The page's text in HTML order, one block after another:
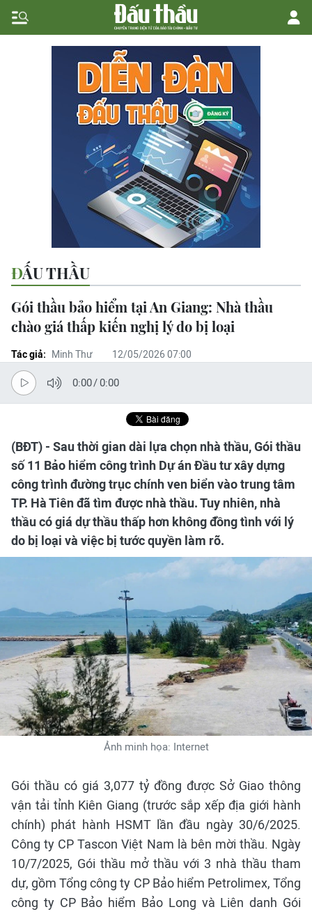
ĐẤU THẦU
Gói thầu bảo hiểm tại An Giang: Nhà thầu
chào giá thấp kiến nghị lý do bị loại
Tác giả: Minh Thư 12/05/2026 07:00
0:00/0:00
(BĐT) - Sau thời gian dài lựa chọn nhà thầu, Gói thầu
số 11 Bảo hiểm công trình Dự án Đầu tư xây dựng
công trình đường trục chính ven biển vào trung tâm
TP. Hà Tiên đã tìm được nhà thầu. Tuy nhiên, nhà
thầu có giá dự thầu thấp hơn không đồng tình với lý
do bị loại và việc bị tước quyền làm rõ.
Ảnh minh họa: Internet
Gói thầu có giá 3,077 tỷ đồng được Sở Giao thông
vận tải tỉnh Kiên Giang (trước sắp xếp địa giới hành
chính) phát hành HSMT lần đầu ngày 30/6/2025.
Công ty CP Tascon Việt Nam là bên mời thầu. Ngày
10/7/2025, Gói thầu mở thầu với 3 nhà thầu tham
dự, gồm Tổng công ty CP Bảo hiểm Petrolimex, Tổng
công ty CP Bảo hiểm Bảo Long và Liên danh Gói